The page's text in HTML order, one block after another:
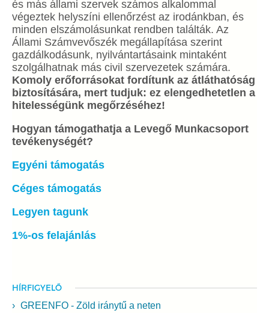
és más állami szervek számos alkalommal
végeztek helyszíni ellenőrzést az irodánkban, és
minden elszámolásunkat rendben találták. Az
Állami Számvevőszék megállapítása szerint
gazdálkodásunk, nyilvántartásaink mintaként
szolgálhatnak más civil szervezetek számára.
Komoly erőforrásokat fordítunk az átláthatóság
biztosítására, mert tudjuk: ez elengedhetetlen a
hitelességünk megőrzéséhez!
Hogyan támogathatja a Levegő Munkacsoport
tevékenységét?
Egyéni támogatás
Céges támogatás
Legyen tagunk
1%-os felajánlás
HÍRFIGYELŐ
GREENFO - Zöld iránytű a neten